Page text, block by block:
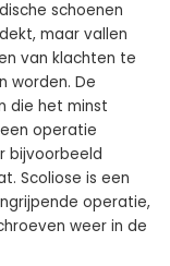
schoenen
maar vallen
van klachten te
worden. De
die het minst
operatie
bijvoorbeeld
Scoliose is een
operatie,
weer in de